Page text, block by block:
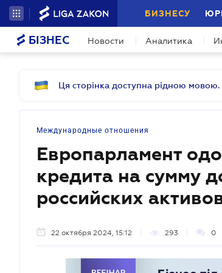
БИЗНЕСУ
БІЗНЕС Новости Аналитика
Ця сторінка доступна рідною мовою.
Международные отношения
Европарламент
кредита на сумму
российских
22 октября 2024, 15:12 293 0